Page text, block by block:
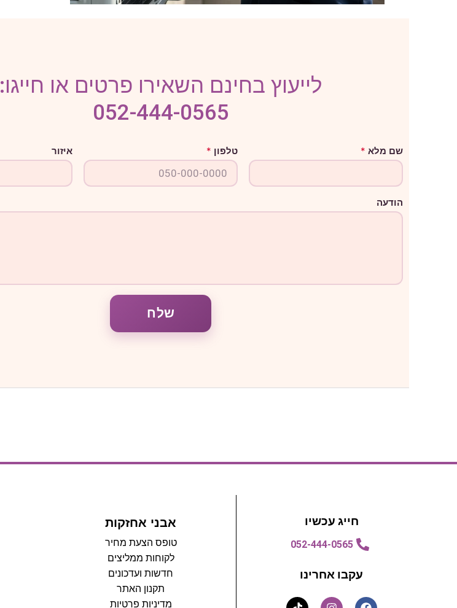
לייעוץ בחינם השאירו פרטים או חייגו:
052-444-0565
שם מלא * טלפון * א
י
ר
ל
פ
איזור
הודעה
שלח
חייג עכשיו
052-444-0565
עקבו אחרינו
אבני אחזקות
טופס הצעת מחיר
לקוחות ממליצים
חדשות ועדכונים
תקנון האתר
מדיניות פרטיות